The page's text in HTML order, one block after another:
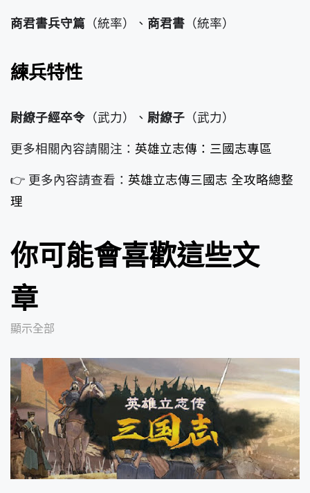
商君書兵守篇 （統率）、 商君書 （統率）
練兵特性
尉繚子經卒令 （武力）、 尉繚子 （武力）
更多相關內容請關注： 英雄立志傳：三國志專區
👉 更多內容請查看： 英雄立志傳三國志 全攻略總整
理
你可能會喜歡這些文
章
顯示全部